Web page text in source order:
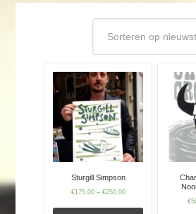
Sturgill Simpson
€175.00– €250.00
€